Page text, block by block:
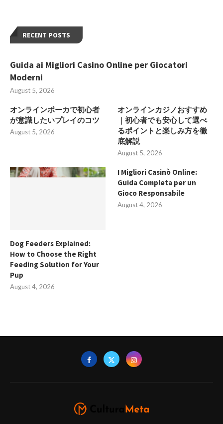
RECENT POSTS
Guida ai Migliori Casino Online per Giocatori
Moderni
August 5, 2026
オンラインポーカで初心者
が意識したいプレイのコツ
August 5, 2026
オンラインカジノおすすめ
｜初心者でも安心して選べ
るポイントと楽しみ方を徹
底解説
August 5, 2026
Dog Feeders Explained:
How to Choose the Right
Feeding Solution for Your
Pup
August 4, 2026
I Migliori Casinò Online:
Guida Completa per un
Gioco Responsabile
August 4, 2026